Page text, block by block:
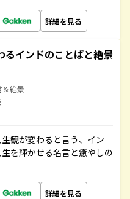
詳細を見る
るインドのことばと絶景
＆絶景
観が変わると言う、イン
を輝かせる名言と癒やしの
詳細を見る